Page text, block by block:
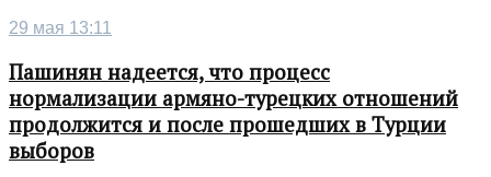
29 мая 13:11
Пашинян надеется, что процесс
нормализации армяно-турецких отношений
продолжится и после прошедших в Турции
выборов